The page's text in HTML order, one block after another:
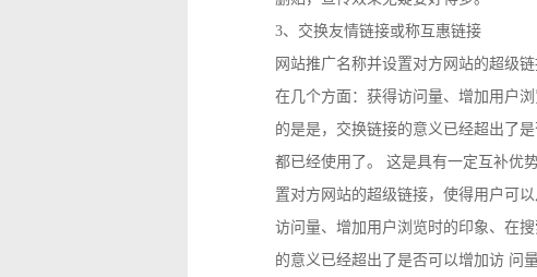
3、交换友情链接或称互惠链接
网站推广名称并设置对方网站的超级
在几个方面：获得访问量、增加用户
的是是，交换链接的意义已经超出了
都已经使用了。 这是具有一定互补优
置对方网站的超级链接，使得用户可
访问量、增加用户浏览时的印象、在
的意义已经超出了是否可以增加访 问